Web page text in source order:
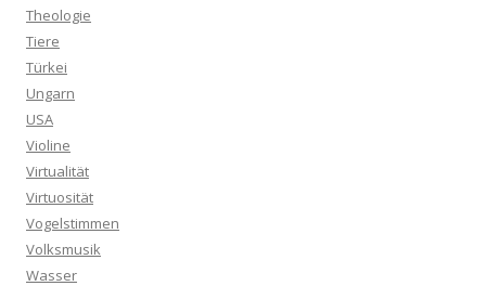
Theologie
Tiere
Türkei
Ungarn
USA
Violine
Virtualität
Virtuosität
Vogelstimmen
Volksmusik
Wasser